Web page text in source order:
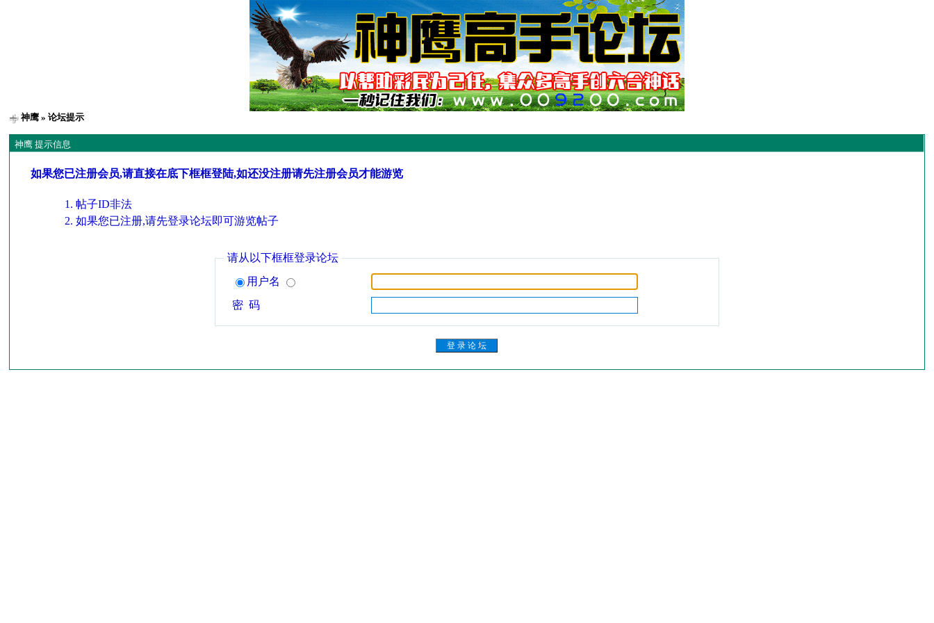
神鹰 » 论坛提示
神鹰 提示信息
如果您已注册会员,请直接在底下框框登陆,如还没注册请先注册会员才能游览
帖子ID非法
如果您已注册,请先登录论坛即可游览帖子
请从以下框框登录论坛
用户名
密 码